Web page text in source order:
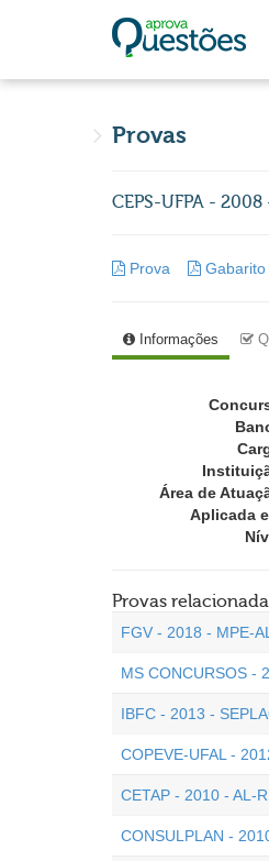
Provas
CEPS-UFPA -
Prova Gabarito
Informações
Área de
Aplicada
Provas
FGV - 2018 - MPE-
MS CONCURSOS -
IBFC - 2013 -
COPEVE-UFAL -
CETAP - 2010 - AL-
CONSULPLAN -